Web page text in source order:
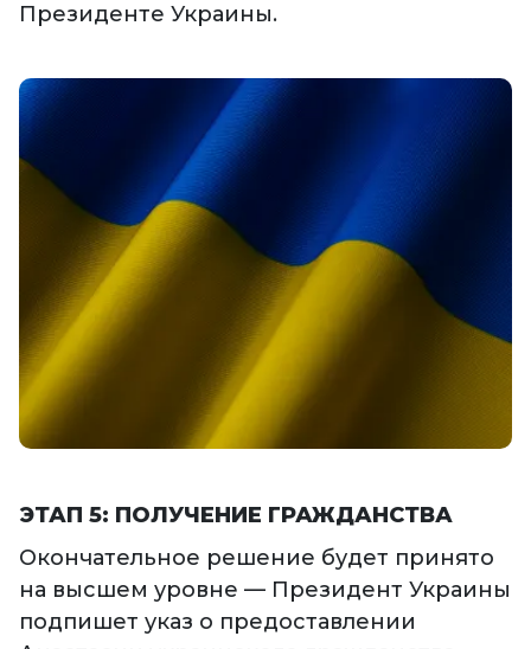
Президенте Украины.
ЭТАП 5: ПОЛУЧЕНИЕ ГРАЖДАНСТВА
Окончательное решение будет принято
на высшем уровне — Президент Украины
подпишет указ о предоставлении